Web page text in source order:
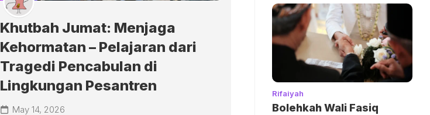
Khutbah Jumat: Menjaga
Kehormatan – Pelajaran dari
Tragedi Pencabulan di
Lingkungan Pesantren
May 14, 2026
Rifaiyah
Bolehkah Wali Fasiq